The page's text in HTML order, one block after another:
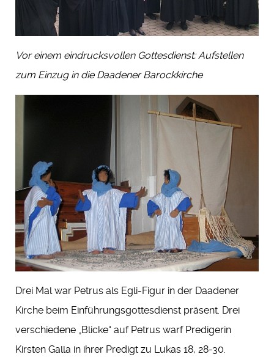
Vor einem eindrucksvollen Gottesdienst: Aufstellen
zum Einzug in die Daadener Barockkirche
Drei Mal war Petrus als Egli-Figur in der Daadener
Kirche beim Einführungsgottesdienst präsent. Drei
verschiedene „Blicke“ auf Petrus warf Predigerin
Kirsten Galla in ihrer Predigt zu Lukas 18, 28-30.